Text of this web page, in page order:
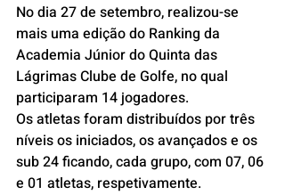
No dia 27 de setembro, realizou-se
mais uma edição do Ranking da
Academia Júnior do Quinta das
Lágrimas Clube de Golfe, no qual
participaram 14 jogadores.
Os atletas foram distribuídos por três
níveis os iniciados, os avançados e os
sub 24 ficando, cada grupo, com 07, 06
e 01 atletas, respetivamente.